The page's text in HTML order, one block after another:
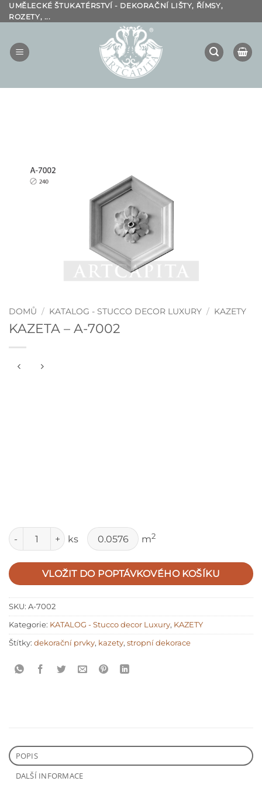
Přeskočit
na
UMĚLECKÉ ŠTUKATÉRSTVÍ - DEKORAČNÍ LIŠTY, ŘÍMSY,
ROZETY, ...
DOMŮ / KATALOG - STUCCO DECOR LUXURY / KAZETY
KAZETA – A-7002
m2
Množství
ks
VLOŽIT DO POPTÁVKOVÉHO KOŠÍKU
SKU: A-7002
Kategorie: KATALOG - Stucco decor Luxury, KAZETY
Štítky: dekorační prvky, kazety, stropní dekorace
POPIS
DALŠÍ INFORMACE